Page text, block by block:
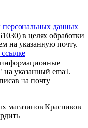
персональных данных
в целях обработки
на указанную почту.
ссылке
информационные
указанный email.
на почту
магазинов Красников